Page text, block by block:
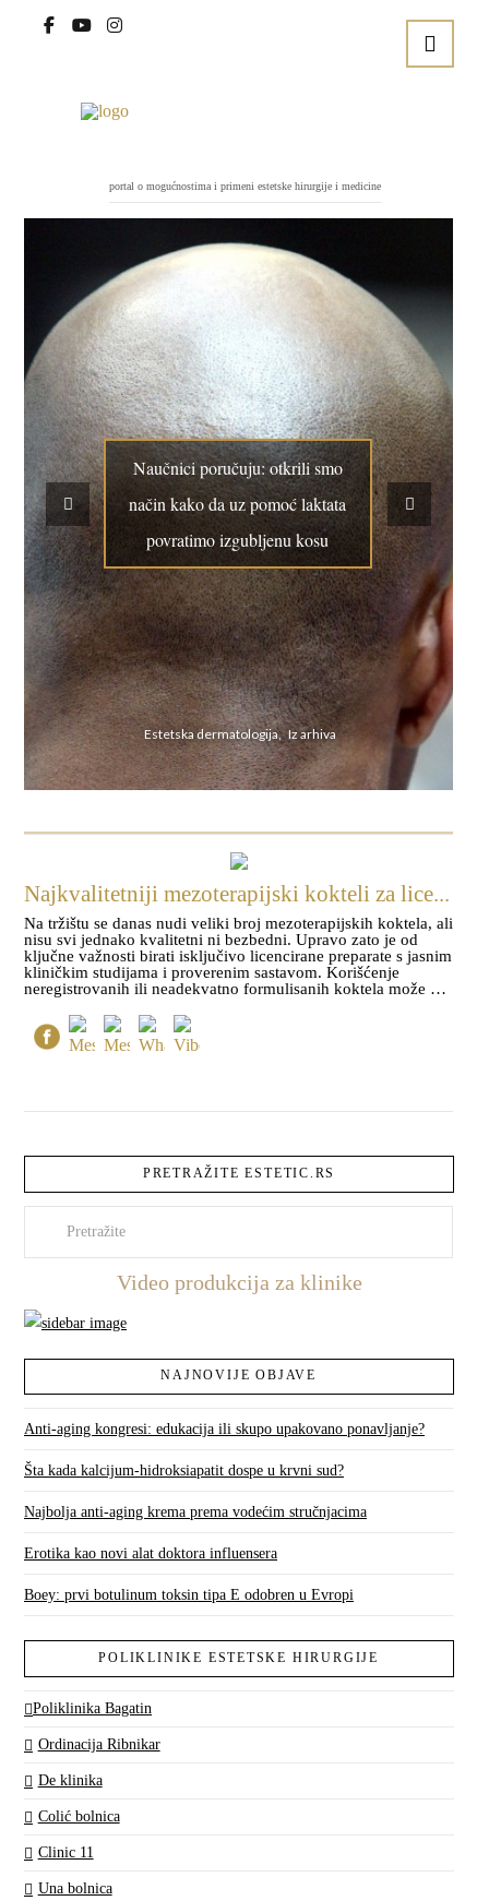
portal o mogućnostima i primeni estetske hirurgije i medicine
Naučnici poručuju: otkrili smo
način kako da uz pomoć laktata
povratimo izgubljenu kosu
Estetska dermatologija, Iz arhiva
Najkvalitetniji mezoterapijski kokteli za lice...
Na tržištu se danas nudi veliki broj mezoterapijskih koktela, ali
nisu svi jednako kvalitetni ni bezbedni. Upravo zato je od
ključne važnosti birati isključivo licencirane preparate s jasnim
kliničkim studijama i proverenim sastavom. Korišćenje
neregistrovanih ili neadekvatno formulisanih koktela može …
PRETRAŽITE ESTETIC.RS
Video produkcija za klinike
NAJNOVIJE OBJAVE
Anti-aging kongresi: edukacija ili skupo upakovano ponavljanje?
Šta kada kalcijum-hidroksiapatit dospe u krvni sud?
Najbolja anti-aging krema prema vodećim stručnjacima
Erotika kao novi alat doktora influensera
Boey: prvi botulinum toksin tipa E odobren u Evropi
POLIKLINIKE ESTETSKE HIRURGIJE
Poliklinika Bagatin
Ordinacija Ribnikar
De klinika
Colić bolnica
Clinic 11
Una bolnica